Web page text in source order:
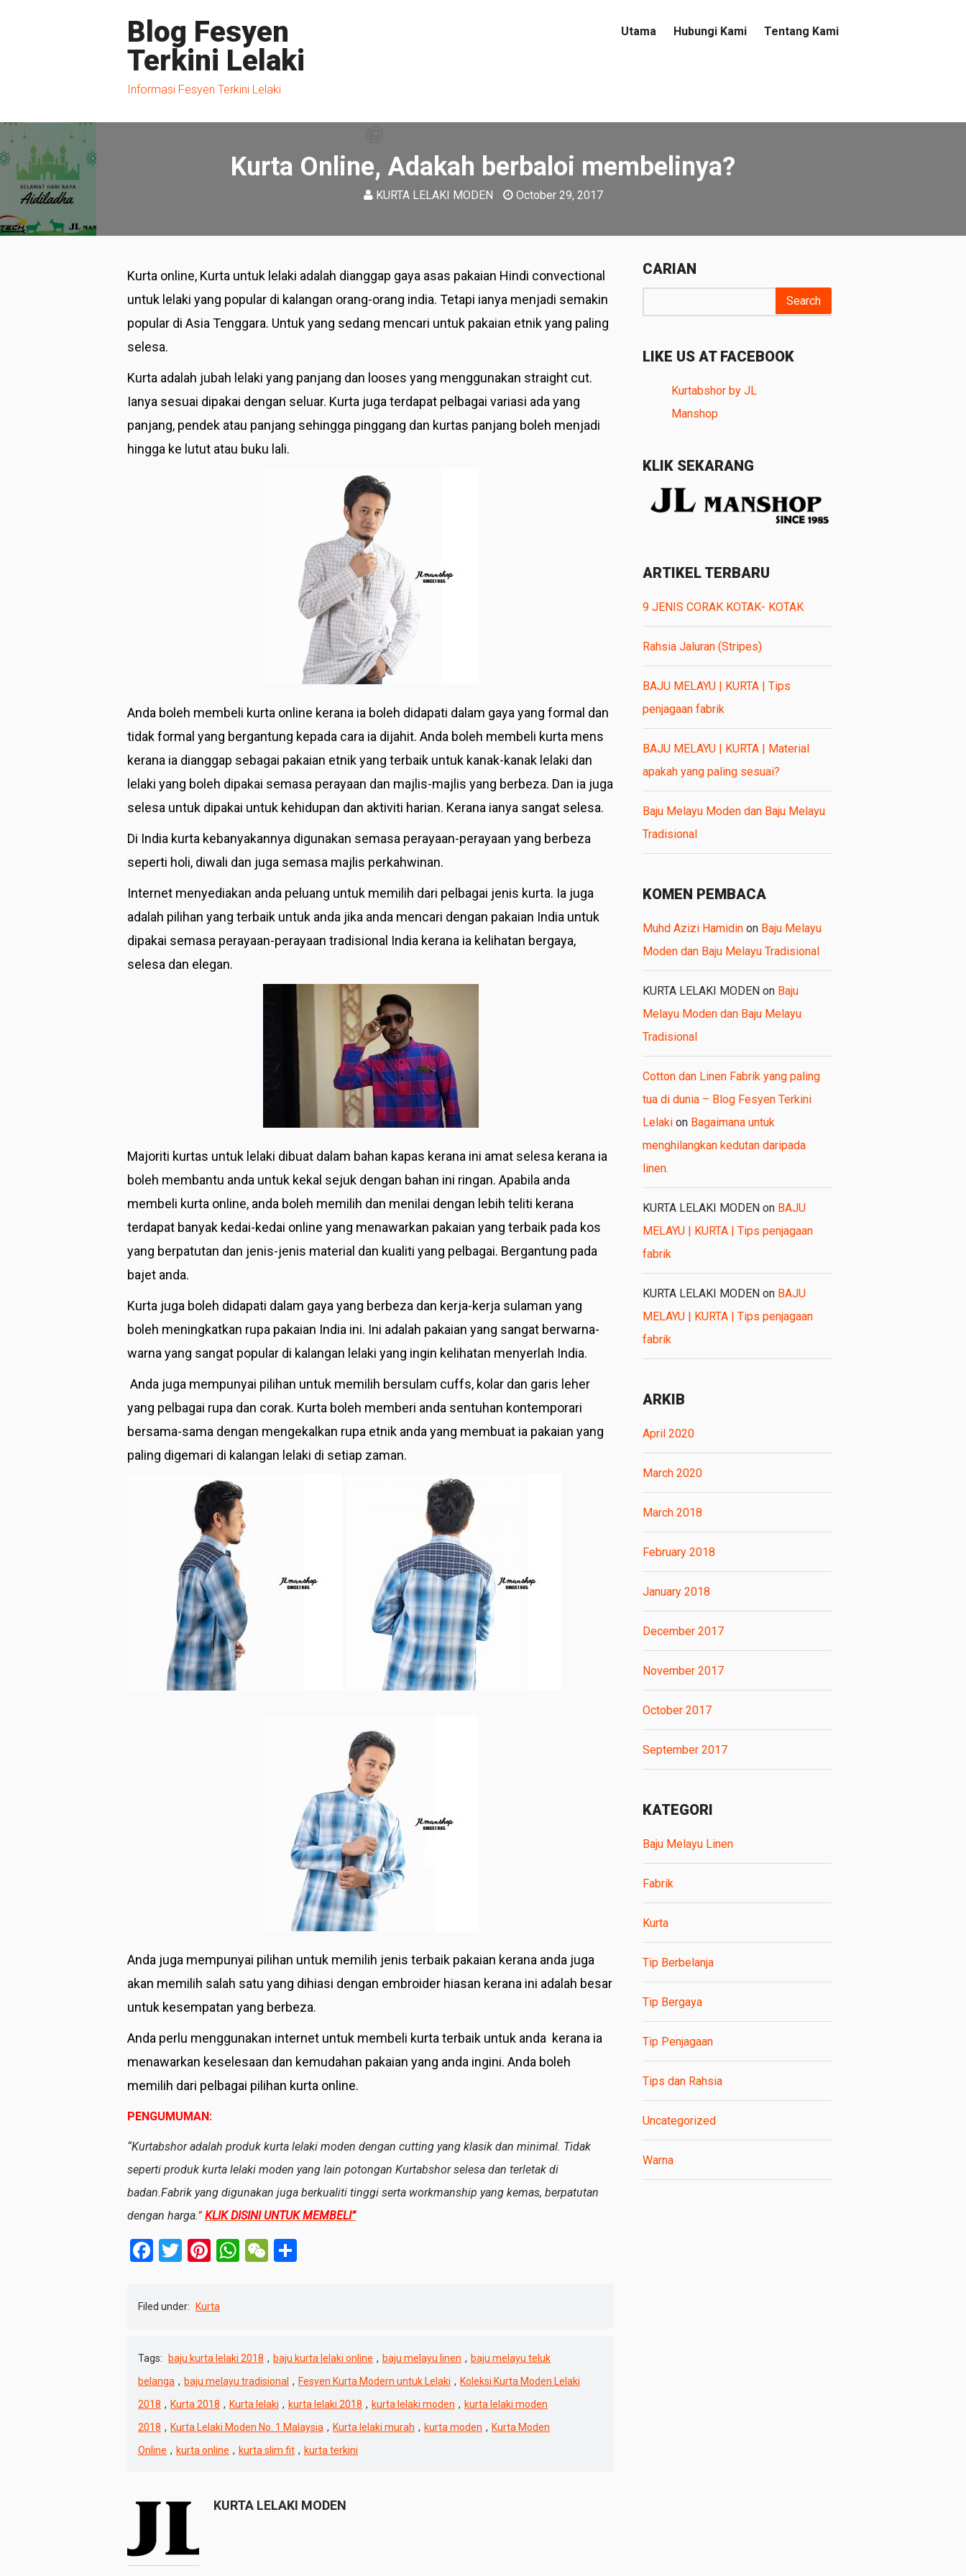
Blog Fesyen
Terkini Lelaki
Informasi Fesyen Terkini Lelaki
Utama Hubungi Kami Tentang Kami
Kurta Online, Adakah berbaloi membelinya?
KURTA LELAKI MODEN October 29, 2017
Kurta online, Kurta untuk lelaki adalah dianggap gaya asas pakaian Hindi convectional
untuk lelaki yang popular di kalangan orang-orang india. Tetapi ianya menjadi semakin
popular di Asia Tenggara. Untuk yang sedang mencari untuk pakaian etnik yang paling
selesa.
Kurta adalah jubah lelaki yang panjang dan looses yang menggunakan straight cut.
Ianya sesuai dipakai dengan seluar. Kurta juga terdapat pelbagai variasi ada yang
panjang, pendek atau panjang sehingga pinggang dan kurtas panjang boleh menjadi
hingga ke lutut atau buku lali.
Anda boleh membeli kurta online kerana ia boleh didapati dalam gaya yang formal dan
tidak formal yang bergantung kepada cara ia dijahit. Anda boleh membeli kurta mens
kerana ia dianggap sebagai pakaian etnik yang terbaik untuk kanak-kanak lelaki dan
lelaki yang boleh dipakai semasa perayaan dan majlis-majlis yang berbeza. Dan ia juga
selesa untuk dipakai untuk kehidupan dan aktiviti harian. Kerana ianya sangat selesa.
Di India kurta kebanyakannya digunakan semasa perayaan-perayaan yang berbeza
seperti holi, diwali dan juga semasa majlis perkahwinan.
Internet menyediakan anda peluang untuk memilih dari pelbagai jenis kurta. Ia juga
adalah pilihan yang terbaik untuk anda jika anda mencari dengan pakaian India untuk
dipakai semasa perayaan-perayaan tradisional India kerana ia kelihatan bergaya,
selesa dan elegan.
Majoriti kurtas untuk lelaki dibuat dalam bahan kapas kerana ini amat selesa kerana ia
boleh membantu anda untuk kekal sejuk dengan bahan ini ringan. Apabila anda
membeli kurta online, anda boleh memilih dan menilai dengan lebih teliti kerana
terdapat banyak kedai-kedai online yang menawarkan pakaian yang terbaik pada kos
yang berpatutan dan jenis-jenis material dan kualiti yang pelbagai. Bergantung pada
bajet anda.
Kurta juga boleh didapati dalam gaya yang berbeza dan kerja-kerja sulaman yang
boleh meningkatkan rupa pakaian India ini. Ini adalah pakaian yang sangat berwarna-
warna yang sangat popular di kalangan lelaki yang ingin kelihatan menyerlah India.
Anda juga mempunyai pilihan untuk memilih bersulam cuffs, kolar dan garis leher
yang pelbagai rupa dan corak. Kurta boleh memberi anda sentuhan kontemporari
bersama-sama dengan mengekalkan rupa etnik anda yang membuat ia pakaian yang
paling digemari di kalangan lelaki di setiap zaman.
Anda juga mempunyai pilihan untuk memilih jenis terbaik pakaian kerana anda juga
akan memilih salah satu yang dihiasi dengan embroider hiasan kerana ini adalah besar
untuk kesempatan yang berbeza.
Anda perlu menggunakan internet untuk membeli kurta terbaik untuk anda kerana ia
menawarkan keselesaan dan kemudahan pakaian yang anda ingini. Anda boleh
memilih dari pelbagai pilihan kurta online.
PENGUMUMAN:
“Kurtabshor adalah produk kurta lelaki moden dengan cutting yang klasik dan minimal. Tidak
seperti produk kurta lelaki moden yang lain potongan Kurtabshor selesa dan terletak di
badan.Fabrik yang digunakan juga berkualiti tinggi serta workmanship yang kemas, berpatutan
dengan harga.”KLIK DISINI UNTUK MEMBELI”
Facebook
Twitter
Pinterest
WhatsApp
WeChat
Filed under: Kurta
Tags: baju kurta lelaki 2018 , baju kurta lelaki online , baju melayu linen , baju melayu teluk
belanga , baju melayu tradisional , Fesyen Kurta Modern untuk Lelaki , Koleksi Kurta Moden Lelaki
2018 , Kurta 2018 , Kurta lelaki , kurta lelaki 2018 , kurta lelaki moden , kurta lelaki moden
2018 , Kurta Lelaki Moden No. 1 Malaysia , Kurta lelaki murah , kurta moden , Kurta Moden
Online , kurta online , kurta slim fit , kurta terkini
KURTA LELAKI MODEN
CARIAN
LIKE US AT FACEBOOK
Kurtabshor by JL
Manshop
KLIK SEKARANG
ARTIKEL TERBARU
9 JENIS CORAK KOTAK- KOTAK
Rahsia Jaluran (Stripes)
BAJU MELAYU | KURTA | Tips
penjagaan fabrik
BAJU MELAYU | KURTA | Material
apakah yang paling sesuai?
Baju Melayu Moden dan Baju Melayu
Tradisional
KOMEN PEMBACA
Muhd Azizi Hamidin on Baju Melayu
Moden dan Baju Melayu Tradisional
KURTA LELAKI MODEN on Baju
Melayu Moden dan Baju Melayu
Tradisional
Cotton dan Linen Fabrik yang paling
tua di dunia – Blog Fesyen Terkini
Lelaki on Bagaimana untuk
menghilangkan kedutan daripada
linen.
KURTA LELAKI MODEN on BAJU
MELAYU | KURTA | Tips penjagaan
fabrik
KURTA LELAKI MODEN on BAJU
MELAYU | KURTA | Tips penjagaan
fabrik
ARKIB
April 2020
March 2020
March 2018
February 2018
January 2018
December 2017
November 2017
October 2017
September 2017
KATEGORI
Baju Melayu Linen
Fabrik
Kurta
Tip Berbelanja
Tip Bergaya
Tip Penjagaan
Tips dan Rahsia
Uncategorized
Warna